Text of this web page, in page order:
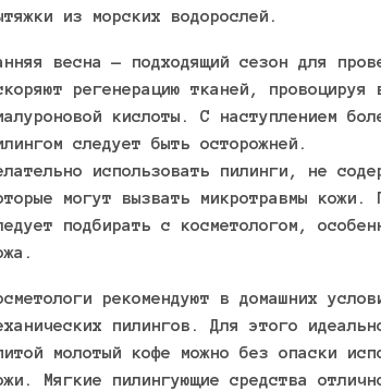
из морских водорослей.
весна — подходящий сезон для
регенерацию тканей,
кислоты. С наступлением
следует быть осторожней.
использовать пилинги, не
могут вызвать микротравмы кожи.
подбирать с косметологом,
рекомендуют в домашних
пилингов. Для этого
молотый кофе можно без опаски
Мягкие пилингующие средства